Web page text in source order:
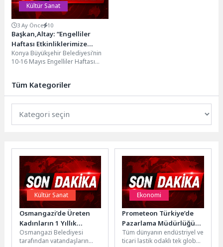
Kültür Sanat
3 Ay Önce 10
Başkan,Altay: “Engelliler
Haftası Etkinliklerimize
Katılan Özel
Misafirlerimize,Teşekkür
Konya Büyükşehir Belediyesi’nin
10-16 Mayıs Engelliler Haftası
parkuru, şehir...
Tüm Kategoriler
Kültür Sanat
Osmangazi’de Üreten
Kadınların 1 Yıllık
Emekleri Sergiye Çıktı
Osmangazi Belediyesi
tarafından vatandaşların
Ekonomi
Prometeon Türkiye’de
Pazarlama Müdürlüğüne
Tuğba Başaran atandı
Tüm dünyanın endüstriyel ve
ticari lastik odaklı tek global